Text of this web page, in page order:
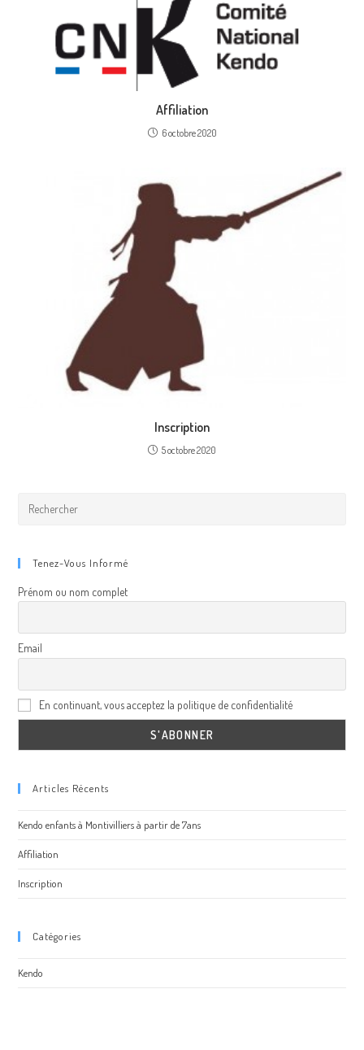
Affiliation
6 octobre 2020
Inscription
5 octobre 2020
Tenez-Vous Informé
Prénom ou nom complet
Email
En continuant, vous acceptez la politique de confidentialité
Articles Récents
Kendo enfants à Montivilliers à partir de 7ans
Affiliation
Inscription
Catégories
Kendo